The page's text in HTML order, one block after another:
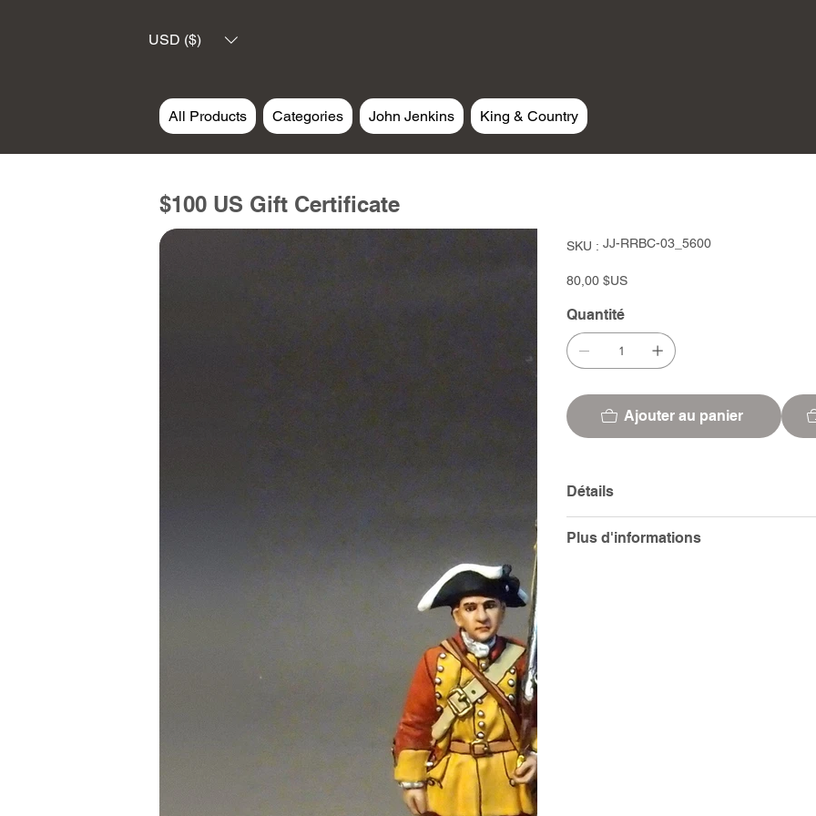
USD ($)
All Products Categories John Jenkins King & Country
$100 US Gift Certificate
SKU :
SKU
JJ-
JJ-RRBC-03_5600
Prix
80,00 $US
Quantité
Ajouter au panier
Détails
Plus d'informations